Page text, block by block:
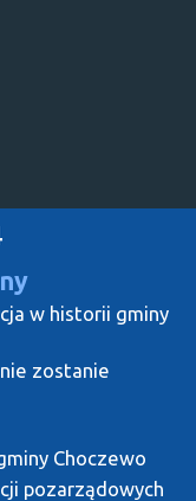
w historii gminy
zostanie
Choczewo
pozarządowych